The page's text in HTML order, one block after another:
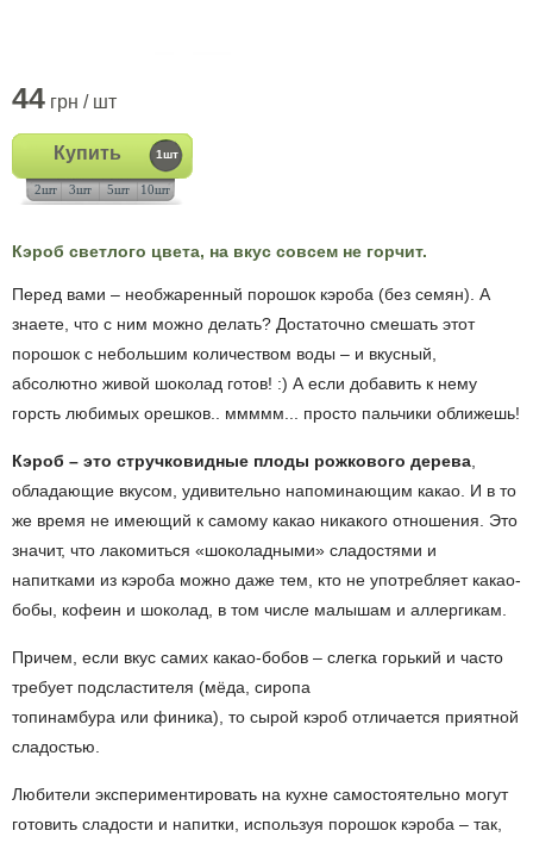
44 грн / шт
Купить 1шт
2шт 3шт 5шт 10шт
Кэроб светлого цвета, на вкус совсем не горчит.
Перед вами – необжаренный порошок кэроба (без семян). А
знаете, что с ним можно делать? Достаточно смешать этот
порошок с небольшим количеством воды – и вкусный,
абсолютно живой шоколад готов! :) А если добавить к нему
горсть любимых орешков.. ммммм... просто пальчики оближешь!
Кэроб – это стручковидные плоды рожкового дерева
обладающие вкусом, удивительно напоминающим какао. И в то
же время не имеющий к самому какао никакого отношения. Это
значит, что лакомиться «шоколадными» сладостями и
напитками из кэроба можно даже тем, кто не употребляет какао-
бобы, кофеин и шоколад, в том числе малышам и аллергикам.
Причем, если вкус самих какао-бобов – слегка горький и часто
требует подсластителя (мёда, сиропа
топинамбура или финика), то сырой кэроб отличается приятной
сладостью.
Любители экспериментировать на кухне самостоятельно могут
готовить сладости и напитки, используя порошок кэроба – так,